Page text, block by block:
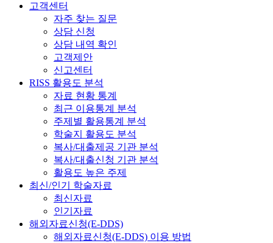
고객센터
자주 찾는 질문
상담 신청
상담 내역 확인
고객제안
신고센터
RISS 활용도 분석
자료 현황 통계
최근 이용통계 분석
주제별 활용통계 분석
학술지 활용도 분석
복사/대출제공 기관 분석
복사/대출신청 기관 분석
활용도 높은 주제
최신/인기 학술자료
최신자료
인기자료
해외자료신청(E-DDS)
해외자료신청(E-DDS) 이용 방법